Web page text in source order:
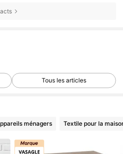
naviguer
Tous les articles
ménagers Textile pour la